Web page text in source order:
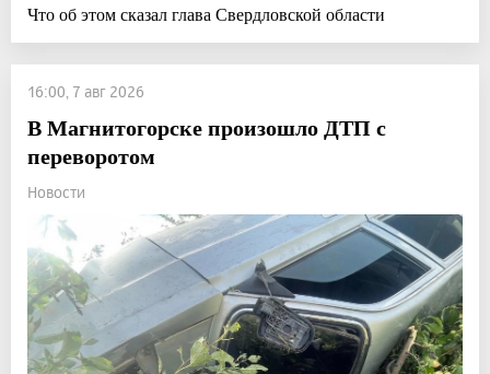
Что об этом сказал глава Свердловской области
16:00, 7 авг 2026
В Магнитогорске произошло ДТП с
переворотом
Новости